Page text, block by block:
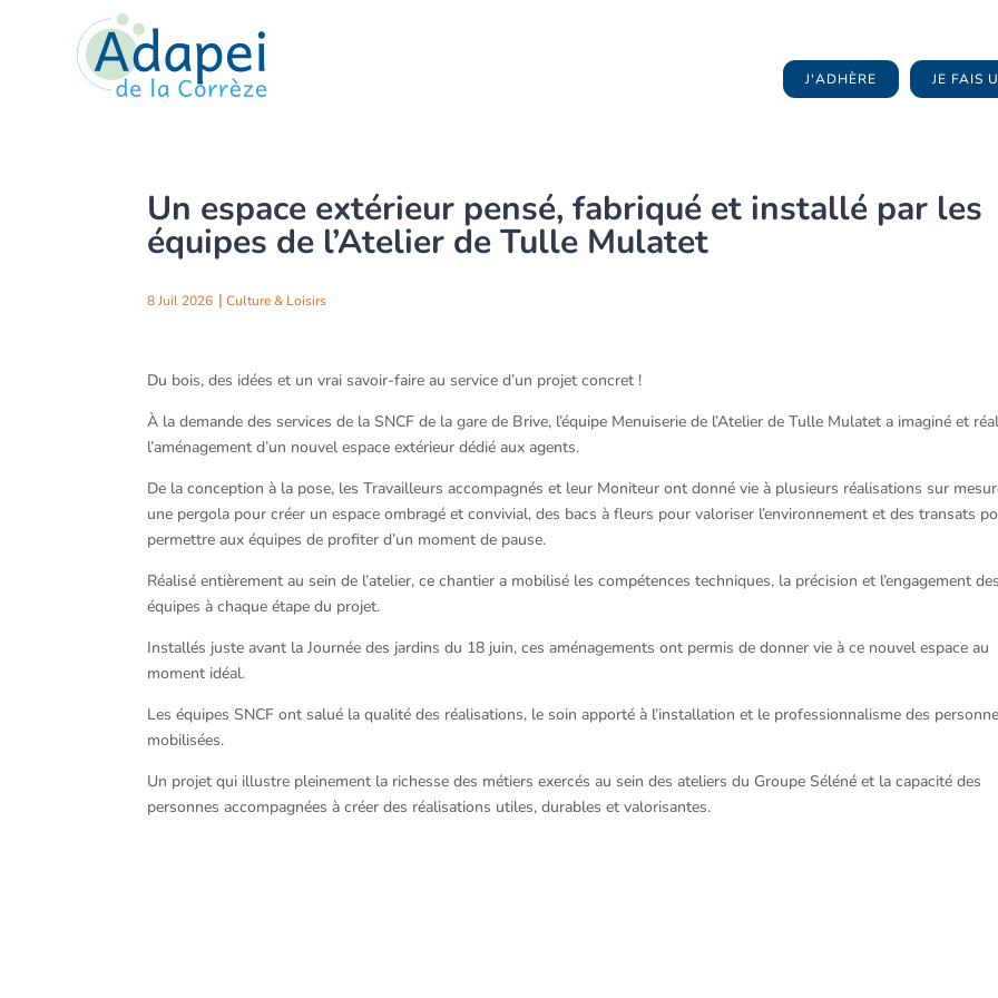
J'ADHÈRE JE FAIS
Un espace extérieur pensé, fabriqué et installé par les
équipes de l’Atelier de Tulle Mulatet
8 Juil 2026 Culture & Loisirs
Du bois, des idées et un vrai savoir-faire au service d’un projet concret !
À la demande des services de la SNCF de la gare de Brive, l’équipe Menuiserie de l’Atelier de Tulle Mulatet a imaginé et
l’aménagement d’un nouvel espace extérieur dédié aux agents.
De la conception à la pose, les Travailleurs accompagnés et leur Moniteur ont donné vie à plusieurs réalisations sur
une pergola pour créer un espace ombragé et convivial, des bacs à fleurs pour valoriser l’environnement et des transats
permettre aux équipes de profiter d’un moment de pause.
Réalisé entièrement au sein de l’atelier, ce chantier a mobilisé les compétences techniques, la précision et l’engagement des
équipes à chaque étape du projet.
Installés juste avant la Journée des jardins du 18 juin, ces aménagements ont permis de donner vie à ce nouvel espace au
moment idéal.
Les équipes SNCF ont salué la qualité des réalisations, le soin apporté à l’installation et le professionnalisme des
mobilisées.
Un projet qui illustre pleinement la richesse des métiers exercés au sein des ateliers du Groupe Séléné et la capacité des
personnes accompagnées à créer des réalisations utiles, durables et valorisantes.